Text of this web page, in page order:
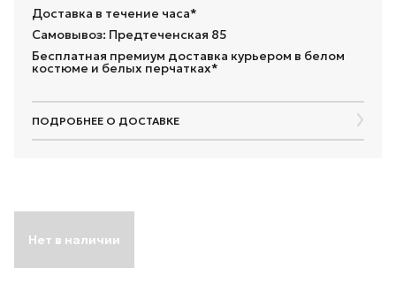
Доставка в течение часа*
Самовывоз: Предтеченская 85
Бесплатная премиум доставка курьером в белом
костюме и белых перчатках*
ПОДРОБНЕЕ О ДОСТАВКЕ
Нет в наличии